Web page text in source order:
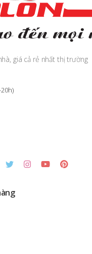
giá cả rẻ nhất thị trường